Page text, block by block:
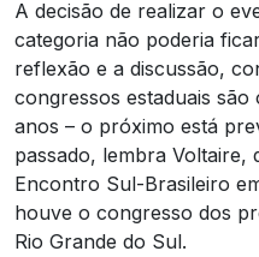
A decisão de realizar o
categoria não poderia
reflexão e a discussão,
congressos estaduais são
anos – o próximo está
passado, lembra Voltaire,
Encontro Sul-Brasileiro
houve o congresso dos
Rio Grande do Sul.